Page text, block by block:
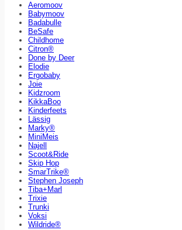
Aeromoov
Babymoov
Badabulle
BeSafe
Childhome
Citron®
Done by Deer
Elodie
Ergobaby
Joie
Kidzroom
KikkaBoo
Kinderfeets
Lässig
Marky®
MiniMeis
Najell
Scoot&Ride
Skip Hop
SmarTrike®
Stephen Joseph
Tiba+Marl
Trixie
Trunki
Voksi
Wildride®